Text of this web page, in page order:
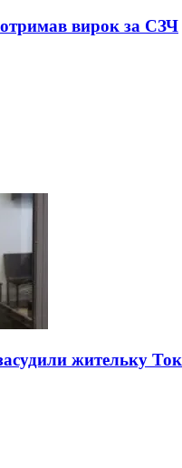
вирок за СЗЧ
жительку